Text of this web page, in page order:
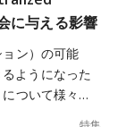
に与える影響
ン）の可能
ようになった
について様々…